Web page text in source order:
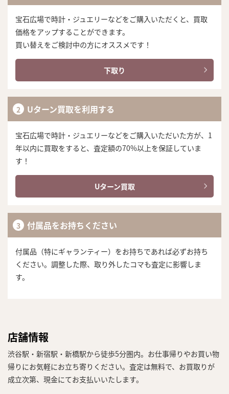
宝石広場で時計・ジュエリーなどをご購入いただくと、買取
価格をアップすることができます。
買い替えをご検討中の方にオススメです！
下取り
Uターン買取を利用する
宝石広場で時計・ジュエリーなどをご購入いただいた方が、1
年以内に買取をすると、査定額の70%以上を保証していま
す！
Uターン買取
付属品をお持ちください
付属品（特にギャランティー）をお持ちであれば必ずお持ち
ください。調整した際、取り外したコマも査定に影響しま
す。
店舗情報
渋谷駅・新宿駅・新橋駅から徒歩5分圏内。お仕事帰りやお買い物
帰りにお気軽にお立ち寄りください。査定は無料で、お買取りが
成立次第、現金にてお支払いいたします。